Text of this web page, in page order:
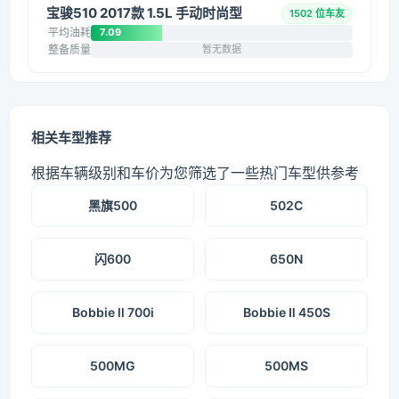
宝骏510 2017款 1.5L 手动时尚型 1502 位车友
平均油耗 7.09
整备质量 暂无数据
相关车型推荐
根据车辆级别和车价为您筛选了一些热门车型供参考
黑旗500 502C
闪600 650N
Bobbie ll 700i Bobbie Ⅱ 450S
500MG 500MS